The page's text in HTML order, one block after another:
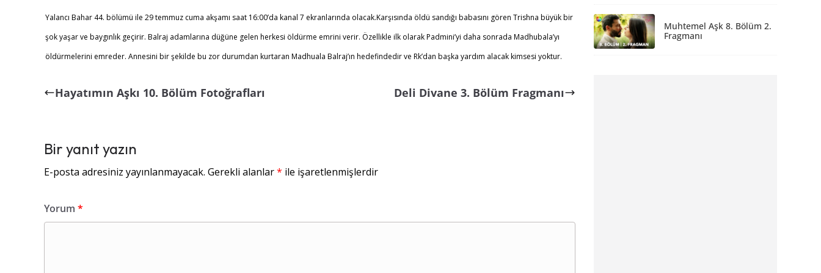
Yalancı Bahar 44. bölümü ile 29 temmuz cuma akşamı saat 16:00’da kanal 7 ekranlarında olacak.Karşısında öldü sandığı babasını gören Trishna büyük bir
şok yaşar ve baygınlık geçirir. Balraj adamlarına düğüne gelen herkesi öldürme emrini verir. Özellikle ilk olarak Padmini’yi daha sonrada Madhubala’yı
öldürmelerini emreder. Annesini bir şekilde bu zor durumdan kurtaran Madhuala Balraj’ın hedefindedir ve Rk’dan başka yardım alacak kimsesi yoktur.
Hayatımın Aşkı 10. Bölüm Fotoğrafları Deli Divane 3. Bölüm Fragmanı
Bir yanıt yazın
E-posta adresiniz yayınlanmayacak. Gerekli alanlar* ile işaretlenmişlerdir
Yorum *
Muhtemel Aşk 8. Bölüm 2.
Fragmanı